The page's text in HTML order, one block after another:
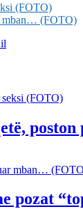
(FOTO)
mban… (FOTO)
pozat